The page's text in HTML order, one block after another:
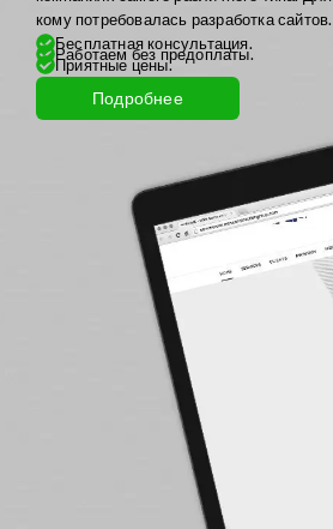
кому потребовалась разработка сайтов.
Бесплатная консультация.
Работаем без предоплаты.
Приятные цены.
Подробнее